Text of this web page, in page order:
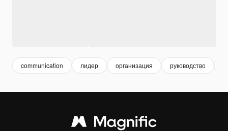
communication лидер организация руководство